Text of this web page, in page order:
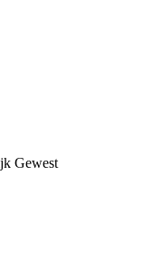
Gewest